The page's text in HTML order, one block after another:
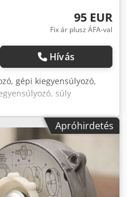
95 EUR
Fix ár plusz ÁFA-val
Hívás
gépi kiegyensúlyozó,
súly
kiegyensúlyozó 9181
kg -Kötél hossza: 2500
áll rendelkezésre -Ár:
100 mm -saját súly:
Apróhirdetés